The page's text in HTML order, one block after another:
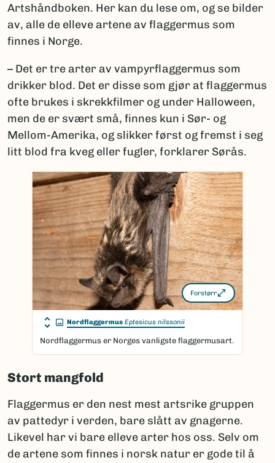
Artshåndboken. Her kan du lese om, og se bilder
av, alle de elleve artene av flaggermus som
finnes i Norge.
– Det er tre arter av vampyrflaggermus som
drikker blod. Det er disse som gjør at flaggermus
ofte brukes i skrekkfilmer og under Halloween,
men de er svært små, finnes kun i Sør- og
Mellom-Amerika, og slikker først og fremst i seg
litt blod fra kveg eller fugler, forklarer Sørås.
Forstørr
Nordflaggermus Eptesicus nilssonii
Nordflaggermus er Norges vanligste flaggermusart.
Stort mangfold
Flaggermus er den nest mest artsrike gruppen
av pattedyr i verden, bare slått av gnagerne.
Likevel har vi bare elleve arter hos oss. Selv om
de artene som finnes i norsk natur er gode til å